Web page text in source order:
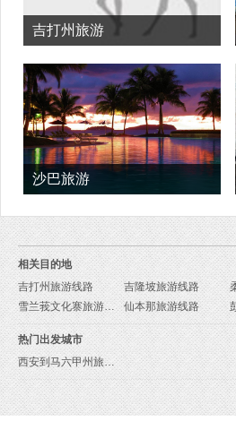
吉打州旅游
沙巴旅游
相关目的地
吉打州旅游线路
吉隆坡旅游线路
雪兰莪文化寨旅游线路
仙本那旅游线路
热门出发城市
西安到马六甲州旅游报价